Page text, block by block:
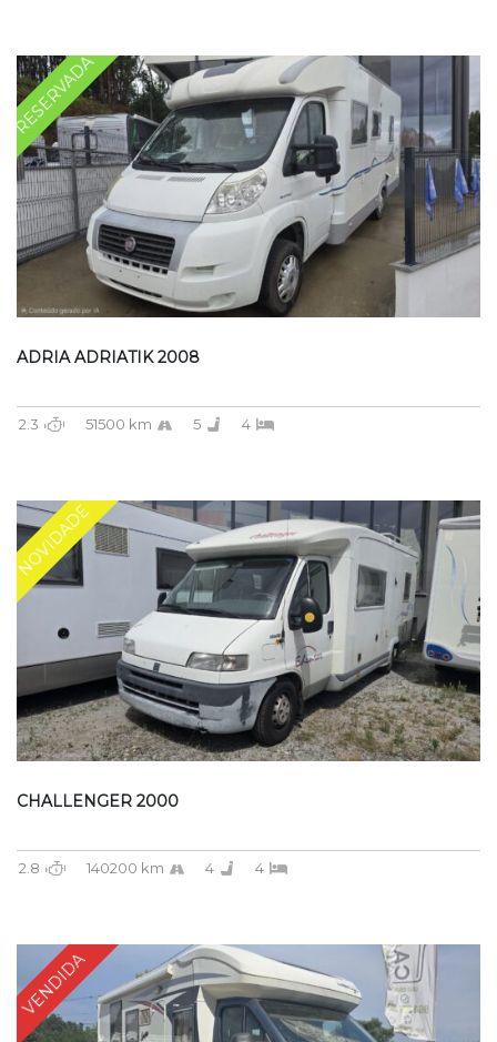
RESERVADA
ADRIA ADRIATIK 2008
2.3 51500 km 5 4
NOVIDADE
CHALLENGER 2000
2.8 140200 km 4 4
VENDIDA